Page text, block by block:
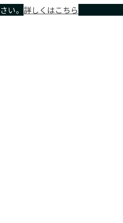
い。 詳しくはこちら